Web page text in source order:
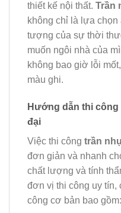
thiết kế nội thất. Trần
không chỉ là lựa chọn
tượng của sự thời
muốn ngôi nhà của
không bao giờ lỗi
màu ghi.
Hướng dẫn thi
đại
Việc thi công trần
đơn giản và nhanh
chất lượng và tính
đơn vị thi công uy tín,
công cơ bản bao gồm: